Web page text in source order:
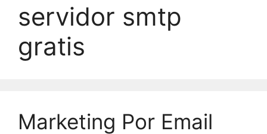
servidor smtp
gratis
Marketing Por Email